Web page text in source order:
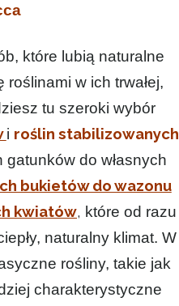
które lubią naturalne
w ich trwałej,
tu szeroki wybór
i roślin stabilizowanych
do własnych
bukietów do wazonu
kwiatów, które od razu
naturalny klimat. W
rośliny, takie jak
charakterystyczne